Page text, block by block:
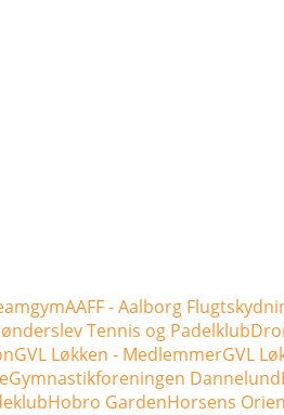
AAFF - Aalborg
Tennis og Padelklub
GVL Løkken - MedlemmerGVL
Gymnastikforeningen Dannelund
Hobro GardenHorsens